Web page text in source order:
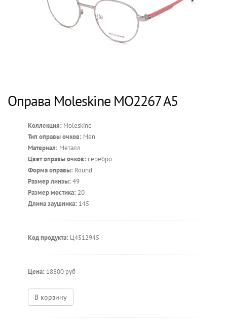
Оправа Moleskine MO2267 A5
Коллекция: Moleskine
Тип оправы очков: Men
Материал: Металл
Цвет оправы очков: серебро
Форма оправы: Round
Размер линзы: 49
Размер мостика: 20
Длина заушника: 145
Код продукта: Ц4512945
Цена: 18800 руб
В корзину